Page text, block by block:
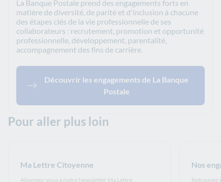
La Banque Postale prend des engagements forts en
matière de diversité, de parité et d'inclusion à chacune
des étapes clés de la vie professionnelle de ses
collaborateurs : recrutement, promotion et opportunité
professionnelle, développement, parentalité,
accompagnement des fins de carrière.
Découvrir les engagements de La Banque
Postale
Pour aller plus loin
Ma Lettre Citoyenne
Abonnez-vous à notre Newsletter Ma Lettre
Nos
Retrouvez